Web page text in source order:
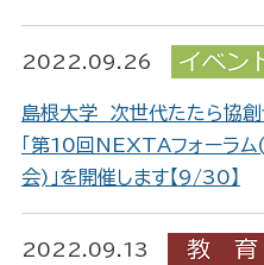
2022.09.26
島根大学 次世代たたら協創
「第10回NEXTAフォーラム
会)」を開催します【9/30】
2022.09.13